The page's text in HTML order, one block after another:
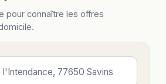
pour connaître les offres